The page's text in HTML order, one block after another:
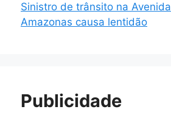
Sinistro de trânsito na Avenida
Amazonas causa lentidão
Publicidade